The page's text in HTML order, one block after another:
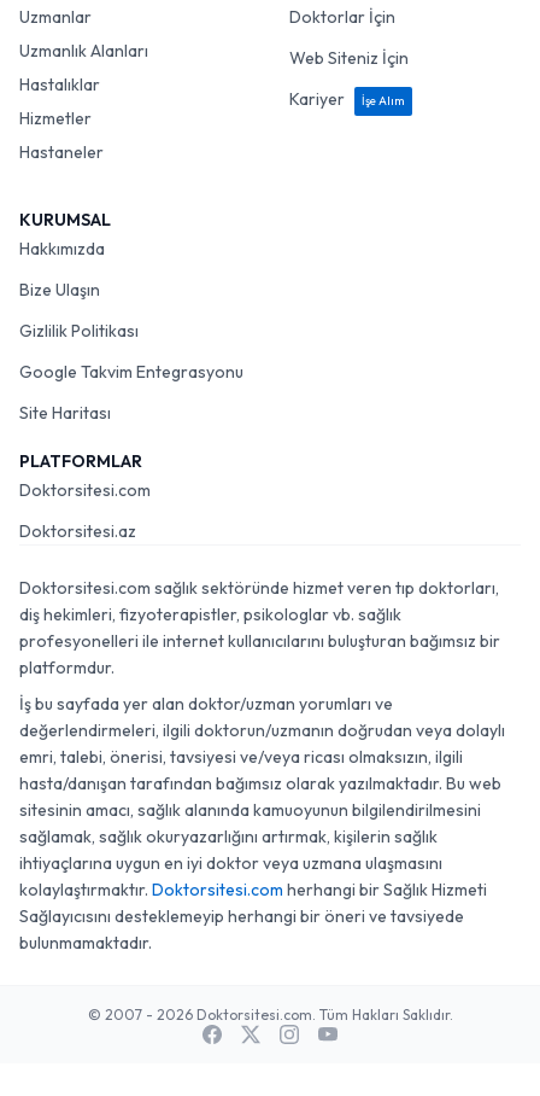
Uzmanlar
Uzmanlık Alanları
Hastalıklar
Hizmetler
Hastaneler
Doktorlar İçin
Web Siteniz İçin
Kariyer
İşe Alım
KURUMSAL
Hakkımızda
Bize Ulaşın
Gizlilik Politikası
Google Takvim Entegrasyonu
Site Haritası
PLATFORMLAR
Doktorsitesi.com
Doktorsitesi.az
Doktorsitesi.com sağlık sektöründe hizmet veren tıp doktorları,
diş hekimleri, fizyoterapistler, psikologlar vb. sağlık
profesyonelleri ile internet kullanıcılarını buluşturan bağımsız bir
platformdur.
İş bu sayfada yer alan doktor/uzman yorumları ve
değerlendirmeleri, ilgili doktorun/uzmanın doğrudan veya dolaylı
emri, talebi, önerisi, tavsiyesi ve/veya ricası olmaksızın, ilgili
hasta/danışan tarafından bağımsız olarak yazılmaktadır. Bu web
sitesinin amacı, sağlık alanında kamuoyunun bilgilendirilmesini
sağlamak, sağlık okuryazarlığını artırmak, kişilerin sağlık
ihtiyaçlarına uygun en iyi doktor veya uzmana ulaşmasını
kolaylaştırmaktır. Doktorsitesi.com herhangi bir Sağlık Hizmeti
Sağlayıcısını desteklemeyip herhangi bir öneri ve tavsiyede
bulunmamaktadır.
© 2007 - 2026 Doktorsitesi.com. Tüm Hakları Saklıdır.